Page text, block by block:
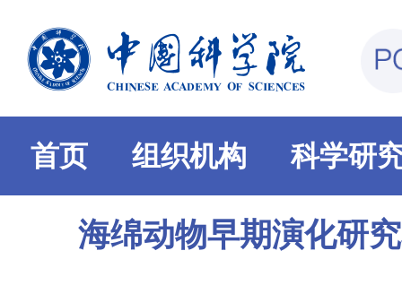
首页 组织机构 科学研
海绵动物早期演化研